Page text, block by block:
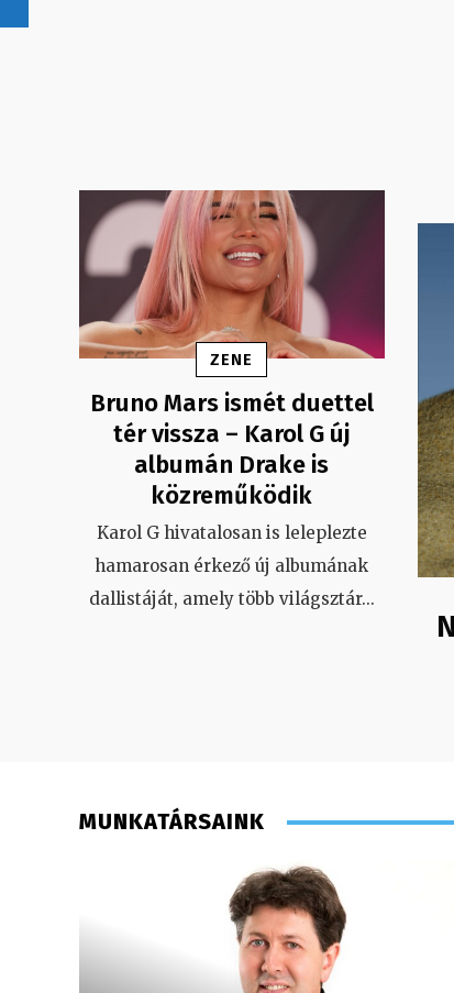
ZENE
Bruno Mars ismét duettel
tér vissza – Karol G új
albumán Drake is
közreműködik
Karol G hivatalosan is leleplezte
hamarosan érkező új albumának
dallistáját, amely több világsztár...
MUNKATÁRSAINK